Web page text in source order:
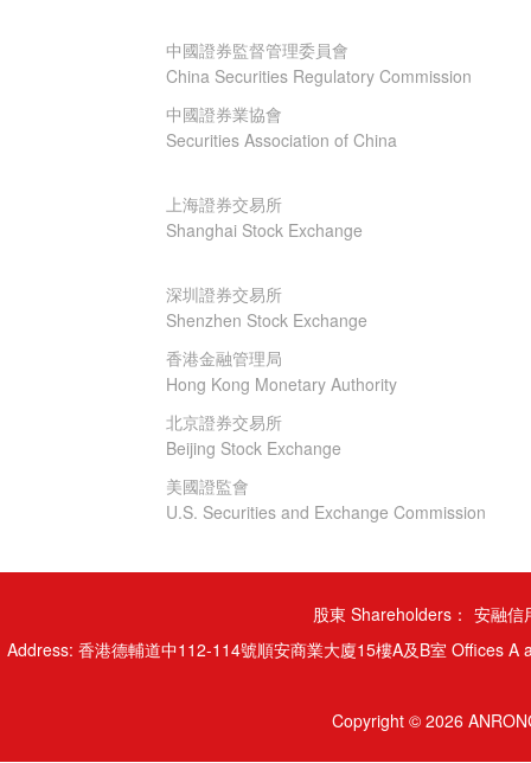
中國證券監督管理委員會
China Securities Regulatory Commission
中國證券業協會
Securities Association of China
上海證券交易所
Shanghai Stock Exchange
深圳證券交易所
Shenzhen Stock Exchange
香港金融管理局
Hong Kong Monetary Authority
北京證券交易所
Beijing Stock Exchange
美國證監會
U.S. Securities and Exchange Commission
股東 Shareholders： 安融信
Address: 香港德輔道中112-114號順安商業大廈15樓A及B室 Offices
Copyright © 2026